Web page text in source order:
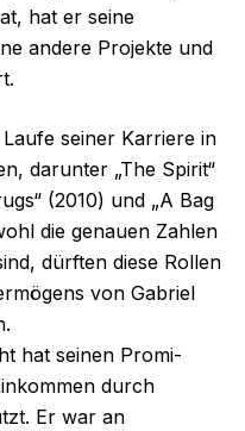
hat er seine
andere Projekte und
seiner Karriere in
darunter „The Spirit“
(2010) und „A Bag
die genauen Zahlen
dürften diese Rollen
von Gabriel
hat seinen Promi-
durch
Er war an